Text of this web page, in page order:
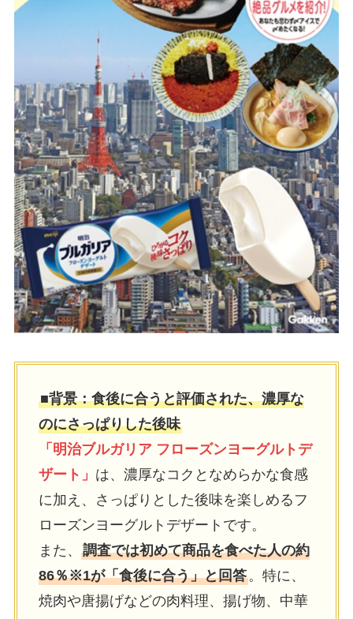
■背景：⾷後に合うと評価された、濃厚な
のにさっぱりした後味
「明治ブルガリア フローズンヨーグルトデ
ザート」 は、濃厚なコクとなめらかな⾷感
に加え、さっぱりとした後味を楽しめるフ
ローズンヨーグルトデザートです。
また、 調査では初めて商品を⾷べた⼈の約
86％※1が「⾷後に合う」と回答。特に、
焼⾁や唐揚げなどの⾁料理、揚げ物、中華